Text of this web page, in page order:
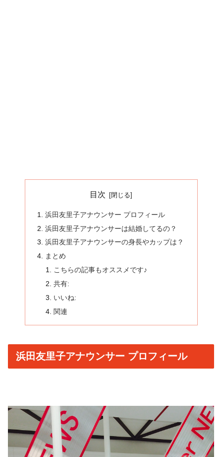
目次
浜田友里子アナウンサー プロフィール
浜田友里子アナウンサーは結婚してるの？
浜田友里子アナウンサーの身長やカップは？
まとめ
こちらの記事もオススメです♪
共有:
いいね:
関連
浜田友里子アナウンサー プロフィール